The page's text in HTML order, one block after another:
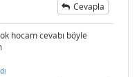
Cevapla
hocam cevabı böyle